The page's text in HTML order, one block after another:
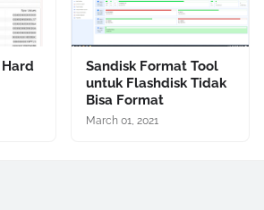
Sandisk Format Tool
untuk Flashdisk Tidak
Bisa Format
March 01, 2021